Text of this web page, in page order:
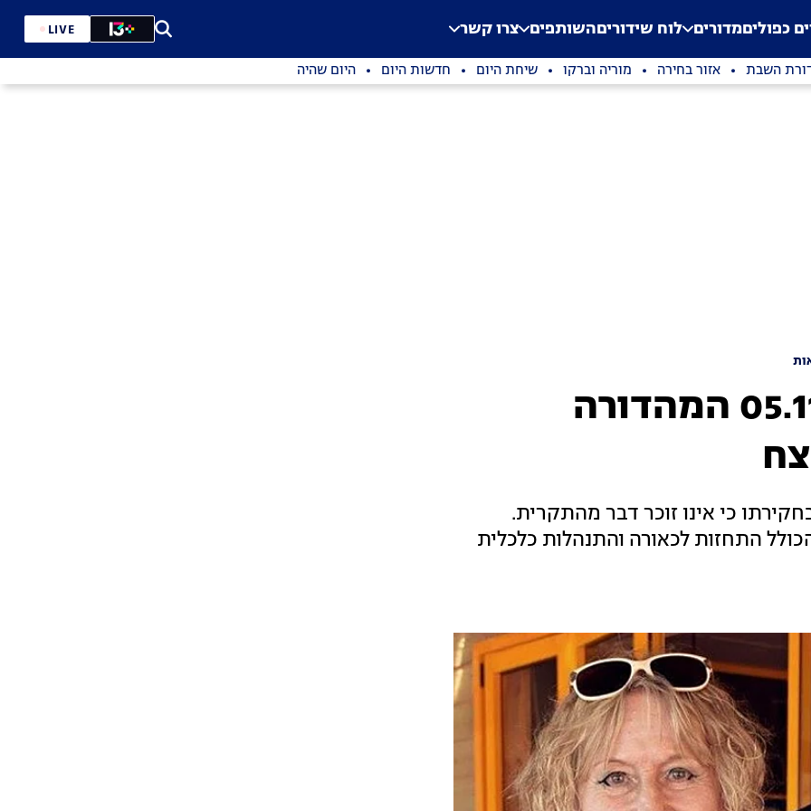
Application error: a
. כפוליםמדורים לוח שידוריםהשותפים צרו קשר LIVE
השבת אזור בחירה מוריה וברקו שיחת היום חדשות היום היום שהיה
המהדורה המרכזית 05.11.19 המהדורה
כי אינו זוכר דבר מהתקרית.
התחזות לכאורה והתנהלות כלכלית